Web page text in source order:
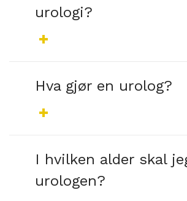
urologi?
Hva gjør en urolog?
I hvilken alder skal
urologen?